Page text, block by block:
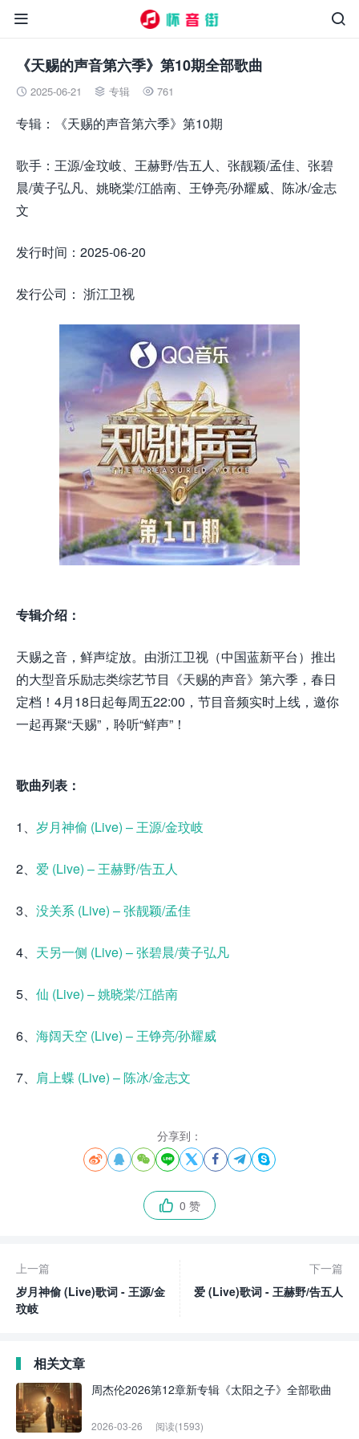


《天赐的声音第六季》第10期全部歌曲
 2025-06-21  专辑  761
专辑：《天赐的声音第六季》第10期
歌手：王源/金玟岐、王赫野/告五人、张靓颖/孟佳、张碧
晨/黄子弘凡、姚晓棠/江皓南、王铮亮/孙耀威、陈冰/金志
文
发行时间：2025-06-20
发行公司： 浙江卫视
专辑介绍：
天赐之音，鲜声绽放。由浙江卫视（中国蓝新平台）推出
的大型音乐励志类综艺节目《天赐的声音》第六季，春日
定档！4月18日起每周五22:00，节目音频实时上线，邀你
一起再聚“天赐”，聆听“鲜声”！
歌曲列表：
1、 岁月神偷 (Live) – 王源/金玟岐
2、 爱 (Live) – 王赫野/告五人
3、 没关系 (Live) – 张靓颖/孟佳
4、 天另一侧 (Live) – 张碧晨/黄子弘凡
5、 仙 (Live) – 姚晓棠/江皓南
6、 海阔天空 (Live) – 王铮亮/孙耀威
7、 肩上蝶 (Live) – 陈冰/金志文
分享到：
       
 0 赞
上一篇
岁月神偷 (Live)歌词 - 王源/金
玟岐
下一篇
爱 (Live)歌词 - 王赫野/告五人
相关文章
周杰伦2026第12章新专辑《太阳之子》全部歌曲
2026-03-26 阅读(1593)